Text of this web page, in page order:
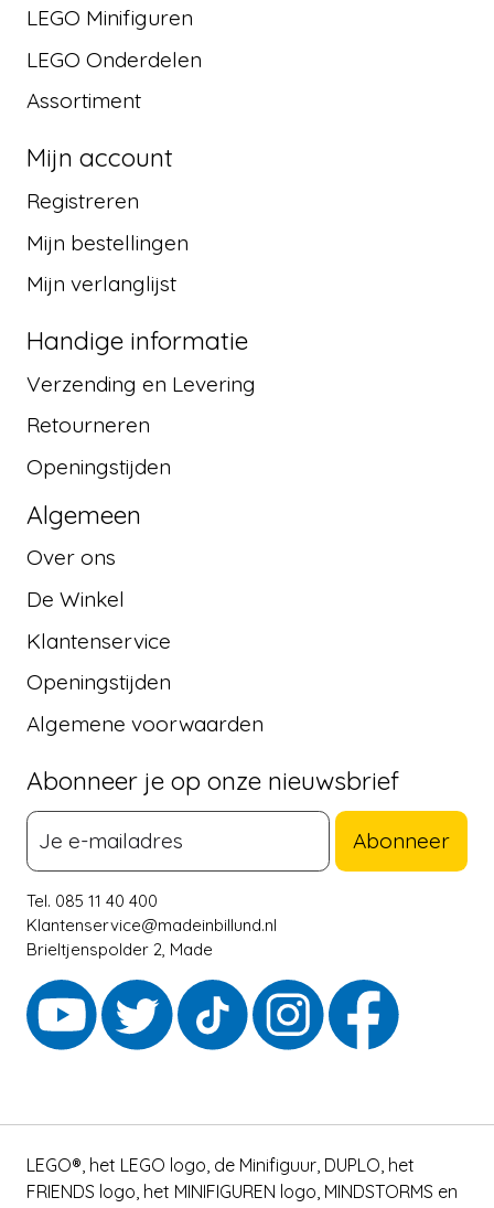
LEGO Minifiguren
LEGO Onderdelen
Assortiment
Mijn account
Registreren
Mijn bestellingen
Mijn verlanglijst
Handige informatie
Verzending en Levering
Retourneren
Openingstijden
Algemeen
Over ons
De Winkel
Klantenservice
Openingstijden
Algemene voorwaarden
Abonneer je op onze nieuwsbrief
Abonneer
Tel. 085 11 40 400
Klantenservice@madeinbillund.nl
Brieltjenspolder 2, Made
LEGO®, het LEGO logo, de Minifiguur, DUPLO, het
FRIENDS logo, het MINIFIGUREN logo, MINDSTORMS en